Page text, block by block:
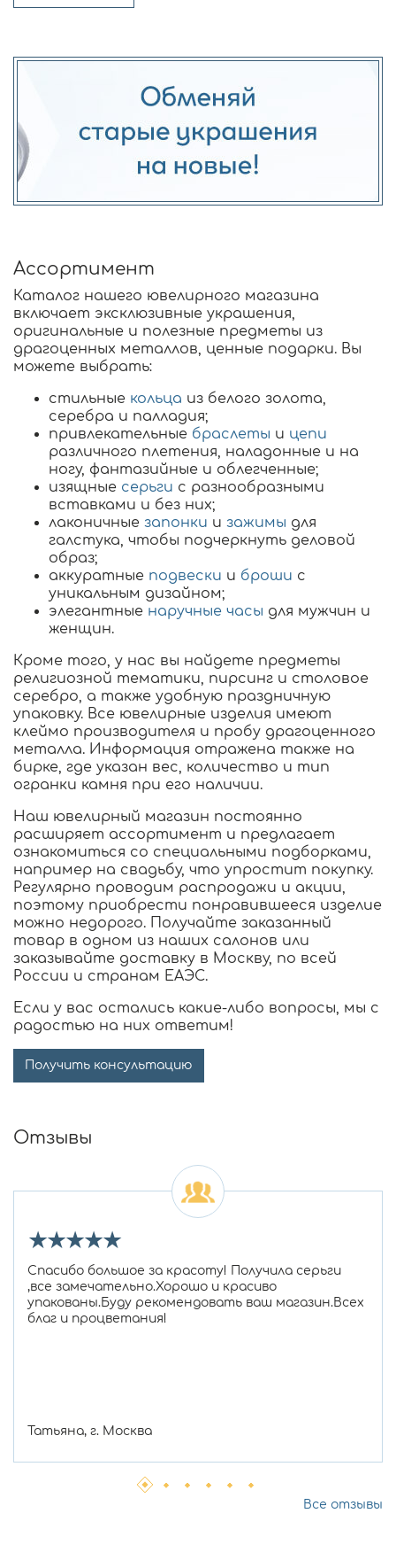
Ассортимент
Каталог нашего ювелирного магазина
включает эксклюзивные украшения,
оригинальные и полезные предметы из
драгоценных металлов, ценные подарки. Вы
можете выбрать:
стильные кольца из белого золота,
серебра и палладия;
привлекательные браслеты и цепи
различного плетения, наладонные и на
ногу, фантазийные и облегченные;
изящные серьги с разнообразными
вставками и без них;
лаконичные запонки и зажимы для
галстука, чтобы подчеркнуть деловой
образ;
аккуратные подвески и броши с
уникальным дизайном;
элегантные наручные часы для мужчин и
женщин.
Кроме того, у нас вы найдете предметы
религиозной тематики, пирсинг и столовое
серебро, а также удобную праздничную
упаковку. Все ювелирные изделия имеют
клеймо производителя и пробу драгоценного
металла. Информация отражена также на
бирке, где указан вес, количество и тип
огранки камня при его наличии.
Наш ювелирный магазин постоянно
расширяет ассортимент и предлагает
ознакомиться со специальными подборками,
например на свадьбу, что упростит покупку.
Регулярно проводим распродажи и акции,
поэтому приобрести понравившееся изделие
можно недорого. Получайте заказанный
товар в одном из наших салонов или
заказывайте доставку в Москву, по всей
России и странам ЕАЭС.
Если у вас остались какие-либо вопросы, мы с
радостью на них ответим!
Получить консультацию
Отзывы
★★★★★
Спасибо большое за красоту! Получила серьги
,все замечательно.Хорошо и красиво
упакованы.Буду рекомендовать ваш магазин.Всех
благ и процветания!
Татьяна, г. Москва
Все отзывы